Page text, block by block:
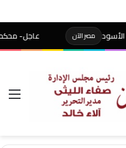
مصر الآن عاجل- محكمة أميركية